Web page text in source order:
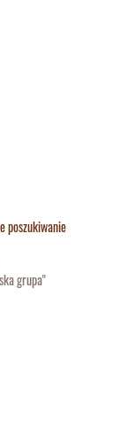
poszukiwanie
grupa"